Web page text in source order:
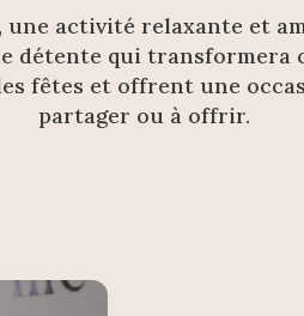
activité relaxante et
détente qui
fêtes et offrent une
partager ou à offrir.